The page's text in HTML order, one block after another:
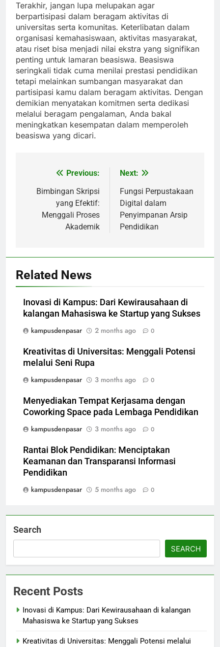
Terakhir, jangan lupa melupakan agar
berpartisipasi dalam beragam aktivitas di
universitas serta komunitas. Keterlibatan dalam
organisasi kemahasiswaan, aktivitas masyarakat,
atau riset bisa menjadi nilai ekstra yang signifikan
penting untuk lamaran beasiswa. Beasiswa
seringkali tidak cuma menilai prestasi pendidikan
tetapi melainkan sumbangan masyarakat dan
partisipasi kamu dalam beragam aktivitas. Dengan
demikian menyatakan komitmen serta dedikasi
melalui beragam pengalaman, Anda bakal
meningkatkan kesempatan dalam memperoleh
beasiswa yang dicari.
navigation
Previous:
Bimbingan Skripsi
yang Efektif:
Menggali Proses
Akademik
Next:
Fungsi Perpustakaan
Digital dalam
Penyimpanan Arsip
Pendidikan
Related News
Inovasi di Kampus: Dari Kewirausahaan di
kalangan Mahasiswa ke Startup yang Sukses
kampusdenpasar
2 months ago 0
Kreativitas di Universitas: Menggali Potensi
melalui Seni Rupa
kampusdenpasar
3 months ago 0
Menyediakan Tempat Kerjasama dengan
Coworking Space pada Lembaga Pendidikan
kampusdenpasar
3 months ago 0
Rantai Blok Pendidikan: Menciptakan
Keamanan dan Transparansi Informasi
Pendidikan
kampusdenpasar
5 months ago 0
Search
SEARCH
Recent Posts
Inovasi di Kampus: Dari Kewirausahaan di kalangan
Mahasiswa ke Startup yang Sukses
Kreativitas di Universitas: Menggali Potensi melalui